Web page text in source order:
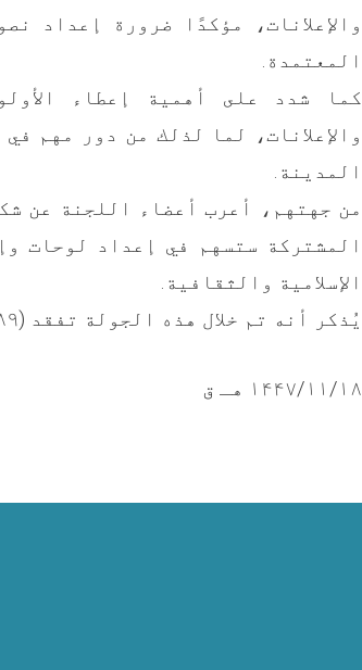
والإعلانات، مؤكدًا ضرورة إعداد
المعتمدة.
كما شدد على أهمية إعطاء
والإعلانات، لما لذلك من دور مهم
المدينة.
من جهتهم، أعرب أعضاء اللجنة عن
المشتركة ستسهم في إعداد لوحات
الإسلامية والثقافية.
يُذكر أنه تم خلال هذه الجولة تفقد (٨٩) لوحة ولافتة إعلانية في المنطقة المذكورة.
۱۴۴۷/۱۱/۱۸ هـ ق